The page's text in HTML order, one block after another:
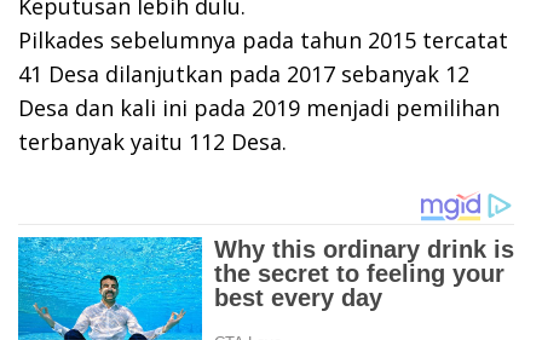
Keputusan lebih dulu.
Pilkades sebelumnya pada tahun 2015 tercatat
41 Desa dilanjutkan pada 2017 sebanyak 12
Desa dan kali ini pada 2019 menjadi pemilihan
terbanyak yaitu 112 Desa.